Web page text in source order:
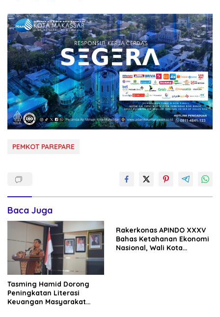
PEMKOT PAREPARE
Baca Juga
Tasming Hamid Dorong
Peningkatan Literasi
Keuangan Masyarakat
Rakerkonas APINDO XXXV
Bahas Ketahanan Ekonomi
Nasional, Wali Kota